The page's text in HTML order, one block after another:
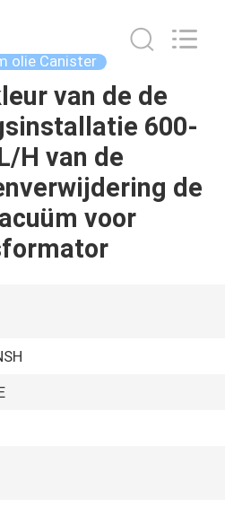
olie Canister
van de de
600-
H van de
de
voor